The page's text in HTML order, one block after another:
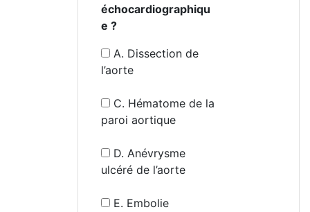
échocardiographiqu
e ?
A. Dissection de
l’aorte
C. Hématome de la
paroi aortique
D. Anévrysme
ulcéré de l’aorte
E. Embolie